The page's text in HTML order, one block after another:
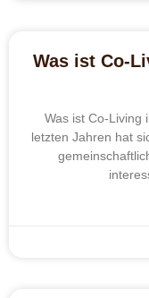
Was ist Co-
Was ist Co-Living
letzten Jahren hat